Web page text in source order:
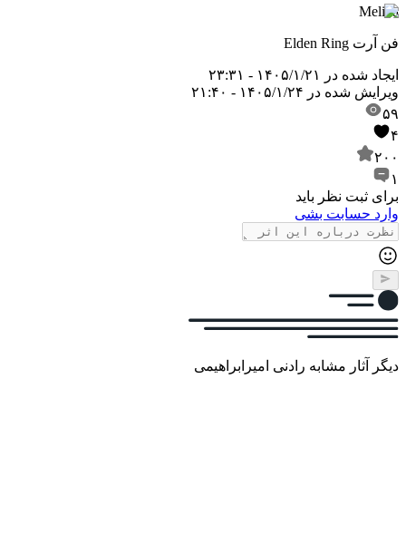
Melina
فن آرت Elden Ring
ایجاد شده در
۱۴۰۵/۱/۲۱ - ۲۳:۳۱
ویرایش شده در ۱۴۰۵/۱/۲۴ - ۲۱:۴۰
۵۹
۴
۲۰۰
۱
برای ثبت نظر باید
وارد حسابت بشی
دیگر آثار مشابه رادنی امیرابراهیمی